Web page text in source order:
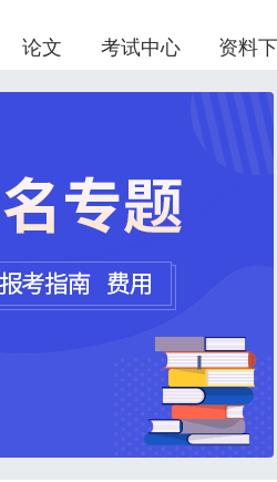
论文 考试中心 资料